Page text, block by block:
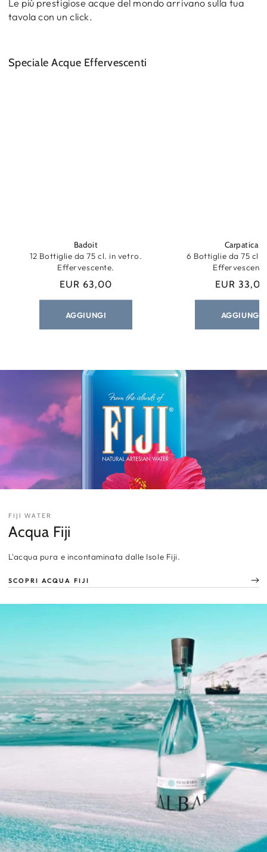
Le più prestigiose acque del mondo arrivano sulla tua
tavola con un click.
Speciale Acque Effervescenti
Badoit
12 Bottiglie da 75 cl. in vetro.
Effervescente.
Prezzo
EUR 63,00
AGGIUNGI
Carpatica
6 Bottiglie da 75 cl.
EUR 33,00
AGGIUNGI
FIJI WATER
Acqua Fiji
L'acqua pura e incontaminata dalle Isole Fiji.
SCOPRI ACQUA FIJI